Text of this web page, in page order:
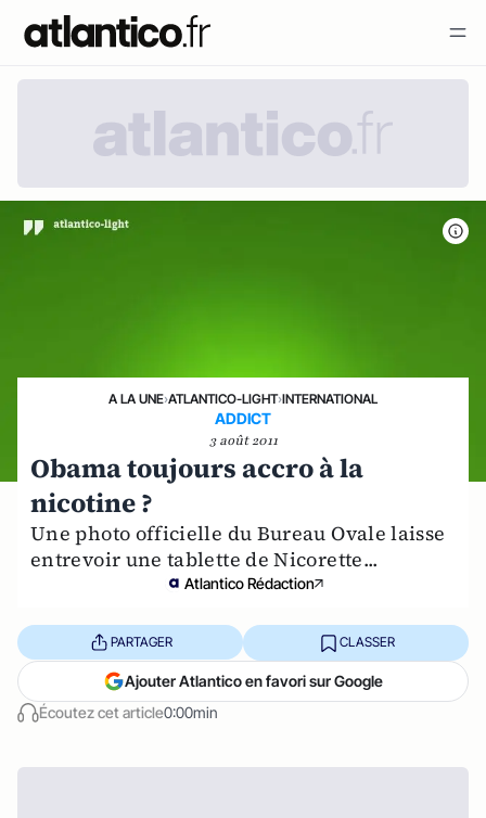
A LA UNE›ATLANTICO-LIGHT›INTERNATIONAL
ADDICT
3 août 2011
Obama toujours accro à la
nicotine ?
Une photo officielle du Bureau Ovale laisse
entrevoir une tablette de Nicorette...
Atlantico Rédaction
Écoutez cet article0:00min
PARTAGER CLASSER
Ajouter Atlantico en favori sur Google